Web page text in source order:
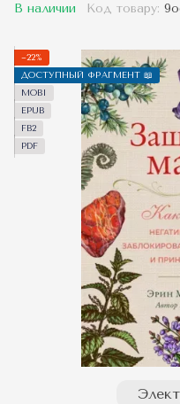
В наличии Код товару:
−22%
ДОСТУПНЫЙ ФРАГМЕНТ 📖
MOBI
EPUB
FB2
PDF